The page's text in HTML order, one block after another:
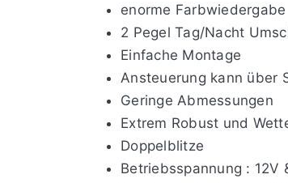
enorme Farbwiedergabe
2 Pegel Tag/Nacht
Einfache Montage
Ansteuerung kann über
Geringe Abmessungen
Extrem Robust und
Doppelblitze
Betriebsspannung : 12V